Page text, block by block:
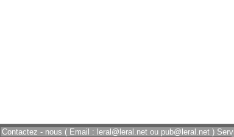
Contactez - nous ( Email : leral@leral.net ou pub@leral.net )